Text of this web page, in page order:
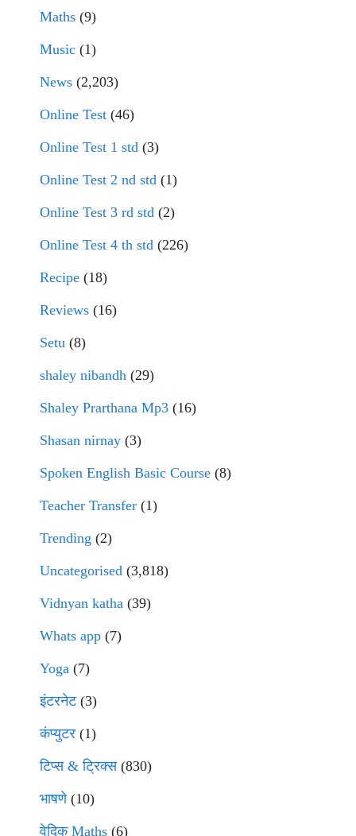
Maths (9)
Music (1)
News (2,203)
Online Test (46)
Online Test 1 std (3)
Online Test 2 nd std (1)
Online Test 3 rd std (2)
Online Test 4 th std (226)
Recipe (18)
Reviews (16)
Setu (8)
shaley nibandh (29)
Shaley Prarthana Mp3 (16)
Shasan nirnay (3)
Spoken English Basic Course (8)
Teacher Transfer (1)
Trending (2)
Uncategorised (3,818)
Vidnyan katha (39)
Whats app (7)
Yoga (7)
इंटरनेट(3)
कंप्युटर (1)
टिप्स & ट्रिक्स(830)
भाषणे(10)
वेदिक Maths (6)